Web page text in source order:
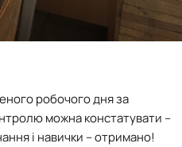
робочого дня за
можна констатувати –
і навички – отримано!